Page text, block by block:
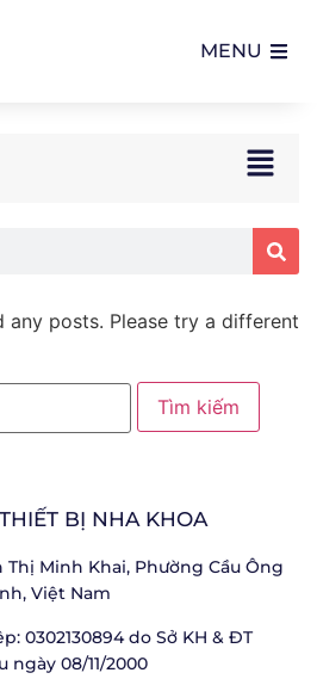
MENU
any posts. Please try a different
BỊ NHA KHOA
Thị Minh Khai, Phường Cầu Ông
Việt Nam
0302130894 do Sở KH & ĐT
ngày 08/11/2000